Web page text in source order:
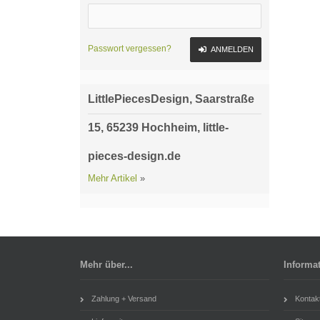
Passwort vergessen? ANMELDEN
LittlePiecesDesign, Saarstraße
15, 65239 Hochheim, little-
pieces-design.de
Mehr Artikel »
Mehr über...
Zahlung + Versand